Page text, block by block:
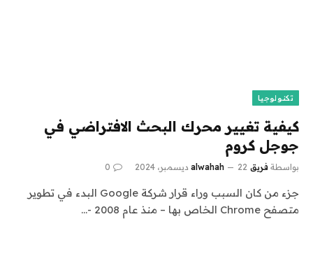
تكنولوجيا
كيفية تغيير محرك البحث الافتراضي في
جوجل كروم
بواسطة فريق alwahah 22 ديسمبر، 2024 0
جزء من كان السبب وراء قرار شركة Google البدء في تطوير
متصفح Chrome الخاص بها – منذ عام 2008 -…